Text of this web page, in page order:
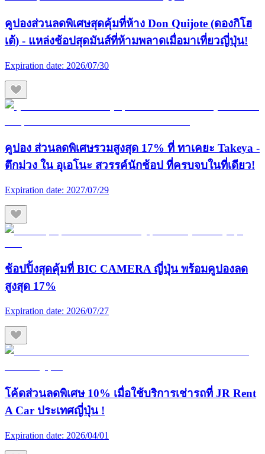
คูปองส่วนลดพิเศษสุดคุ้มที่ห้าง Don Quijote (ดองกิโฮ
เต้) - แหล่งช้อปสุดมันส์ที่ห้ามพลาดเมื่อมาเที่ยวญี่ปุ่น!
Expiration date: 2026/07/30
คูปอง ส่วนลดพิเศษรวมสูงสุด 17% ที่ ทาเคยะ Takeya -
ตึกม่วง ใน อุเอโนะ สวรรค์นักช้อป ที่ครบจบในที่เดียว!
Expiration date: 2027/07/29
ช้อปปิ้งสุดคุ้มที่ BIC CAMERA ญี่ปุ่น พร้อมคูปองลด
สูงสุด 17%
Expiration date: 2026/07/27
โค้ดส่วนลดพิเศษ 10% เมื่อใช้บริการเช่ารถที่ JR Rent
A Car ประเทศญี่ปุ่น !
Expiration date: 2026/04/01